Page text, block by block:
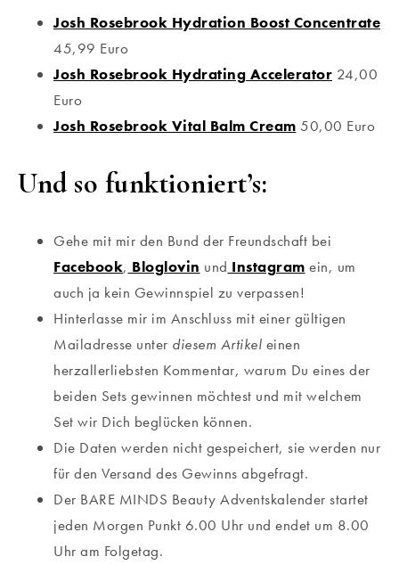
Josh Rosebrook Hydration Boost Concentrate
45,99 Euro
Josh Rosebrook Hydrating Accelerator 24,00
Euro
Josh Rosebrook Vital Balm Cream 50,00 Euro
Und so funktioniert’s:
Gehe mit mir den Bund der Freundschaft bei
Facebook, Bloglovin und Instagram ein, um
auch ja kein Gewinnspiel zu verpassen!
Hinterlasse mir im Anschluss mit einer gültigen
Mailadresse unter diesem Artikel einen
herzallerliebsten Kommentar, warum Du eines der
beiden Sets gewinnen möchtest und mit welchem
Set wir Dich beglücken können.
Die Daten werden nicht gespeichert, sie werden nur
für den Versand des Gewinns abgefragt.
Der BARE MINDS Beauty Adventskalender startet
jeden Morgen Punkt 6.00 Uhr und endet um 8.00
Uhr am Folgetag.